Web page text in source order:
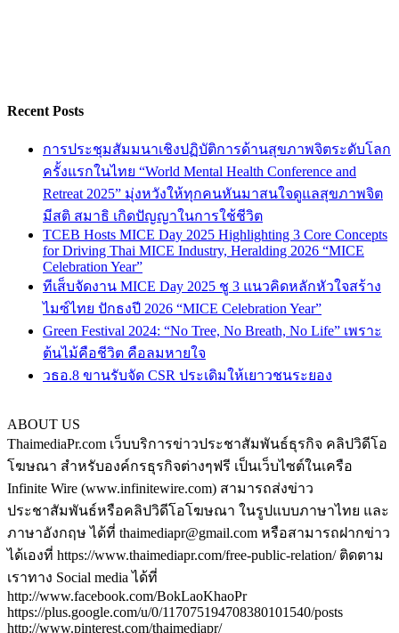
Recent Posts
การประชุมสัมมนาเชิงปฏิบัติการด้านสุขภาพจิตระดับโลก
ครั้งแรกในไทย “World Mental Health Conference and
Retreat 2025” มุ่งหวังให้ทุกคนหันมาสนใจดูแลสุขภาพจิต
มีสติ สมาธิ เกิดปัญญาในการใช้ชีวิต
TCEB Hosts MICE Day 2025 Highlighting 3 Core Concepts
for Driving Thai MICE Industry, Heralding 2026 “MICE
Celebration Year”
ทีเส็บจัดงาน MICE Day 2025 ชู 3 แนวคิดหลักหัวใจสร้าง
ไมซ์ไทย ปักธงปี 2026 “MICE Celebration Year”
Green Festival 2024: “No Tree, No Breath, No Life” เพราะ
ต้นไม้คือชีวิต คือลมหายใจ
วธอ.8 ขานรับจัด CSR ประเดิมให้เยาวชนระยอง
ABOUT US
ThaimediaPr.com เว็บบริการข่าวประชาสัมพันธ์ธุรกิจ คลิปวิดีโอ
โฆษณา สำหรับองค์กรธุรกิจต่างๆฟรี เป็นเว็บไซต์ในเครือ
Infinite Wire (www.infinitewire.com) สามารถส่งข่าว
ประชาสัมพันธ์หรือคลิปวิดีโอโฆษณา ในรูปแบบภาษาไทย และ
ภาษาอังกฤษ ได้ที่ thaimediapr@gmail.com หรือสามารถฝากข่าว
ได้เองที่ https://www.thaimediapr.com/free-public-relation/ ติดตาม
เราทาง Social media ได้ที่
http://www.facebook.com/BokLaoKhaoPr
https://plus.google.com/u/0/117075194708380101540/posts
http://www.pinterest.com/thaimediapr/